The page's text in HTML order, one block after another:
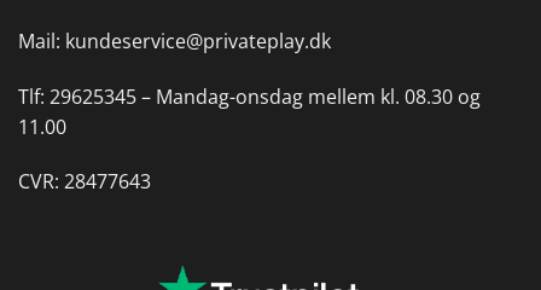
Mail: kundeservice@privateplay.dk
Tlf: 29625345 – Mandag-onsdag mellem kl. 08.30 og
11.00
CVR: 28477643